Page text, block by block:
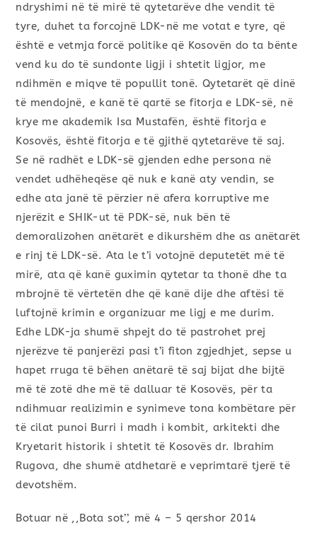
ndryshimi në të mirë të qytetarëve dhe vendit të
tyre, duhet ta forcojnë LDK-në me votat e tyre, që
është e vetmja forcë politike që Kosovën do ta bënte
vend ku do të sundonte ligji i shtetit ligjor, me
ndihmën e miqve të popullit tonë. Qytetarët që dinë
të mendojnë, e kanë të qartë se fitorja e LDK-së, në
krye me akademik Isa Mustafën, është fitorja e
Kosovës, është fitorja e të gjithë qytetarëve të saj.
Se në radhët e LDK-së gjenden edhe persona në
vendet udhëheqëse që nuk e kanë aty vendin, se
edhe ata janë të përzier në afera korruptive me
njerëzit e SHIK-ut të PDK-së, nuk bën të
demoralizohen anëtarët e dikurshëm dhe as anëtarët
e rinj të LDK-së. Ata le t’i votojnë deputetët më të
mirë, ata që kanë guximin qytetar ta thonë dhe ta
mbrojnë të vërtetën dhe që kanë dije dhe aftësi të
luftojnë krimin e organizuar me ligj e me durim.
Edhe LDK-ja shumë shpejt do të pastrohet prej
njerëzve të panjerëzi pasi t’i fiton zgjedhjet, sepse u
hapet rruga të bëhen anëtarë të saj bijat dhe bijtë
më të zotë dhe më të dalluar të Kosovës, për ta
ndihmuar realizimin e synimeve tona kombëtare për
të cilat punoi Burri i madh i kombit, arkitekti dhe
Kryetarit historik i shtetit të Kosovës dr. Ibrahim
Rugova, dhe shumë atdhetarë e veprimtarë tjerë të
devotshëm.
Botuar në ,,Bota sot’’, më 4 – 5 qershor 2014